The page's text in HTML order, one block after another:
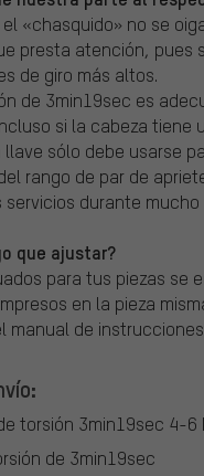
«chasquido» no se
presta atención, pues
de giro más altos.
de 3min19sec es
si la cabeza tiene
sólo debe usarse
rango de par de
durante mucho
que ajustar?
para tus piezas se
en la pieza
manual de
torsión 3min19sec 4-6
de 3min19sec